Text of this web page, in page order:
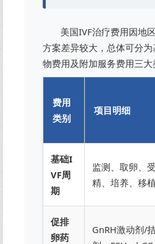
美国IVF治疗费用因地
方案差异较大，总体可分
物费用及附加服务费用三大
费用
类别
项目明细
基础I
VF周
期
监测、取卵、受
精、培养、移植
促排
卵药
GnRH激动剂/